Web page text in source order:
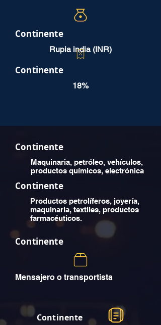
Continente
Rupia india (INR)
Continente
18%
Continente
Maquinaria, petróleo, vehículos,
productos químicos, electrónica
Continente
Productos petrolíferos, joyería,
maquinaria, textiles, productos
farmacéuticos.
Continente
Mensajero o transportista
Continente